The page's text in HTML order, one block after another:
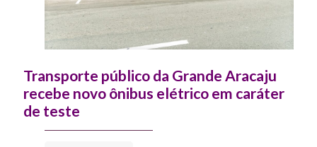
Transporte público da Grande Aracaju
recebe novo ônibus elétrico em caráter
de teste